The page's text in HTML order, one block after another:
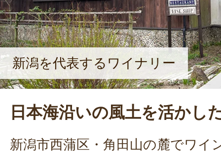
新潟を代表するワイナリー
日本海沿いの風土を活かし
新潟市西蒲区・角田山の麓でワイ